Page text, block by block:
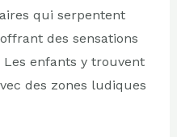
qui serpentent
des sensations
enfants y trouvent
des zones ludiques